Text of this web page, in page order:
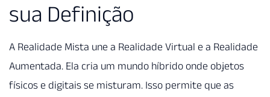
sua Definição
A Realidade Mista une a Realidade Virtual e a Realidade
Aumentada. Ela cria um mundo híbrido onde objetos
físicos e digitais se misturam. Isso permite que as